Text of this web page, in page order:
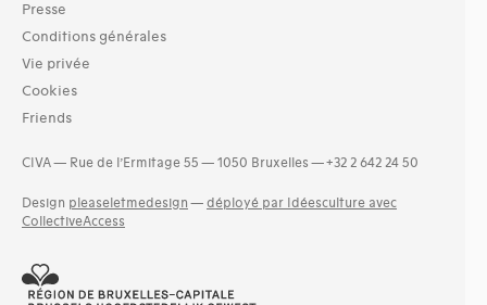
Presse
Conditions générales
Vie privée
Cookies
Friends
CIVA — Rue de l’Ermitage 55 — 1050 Bruxelles — +32 2 642 24 50
Design pleaseletmedesign — déployé par Idéesculture avec
CollectiveAccess